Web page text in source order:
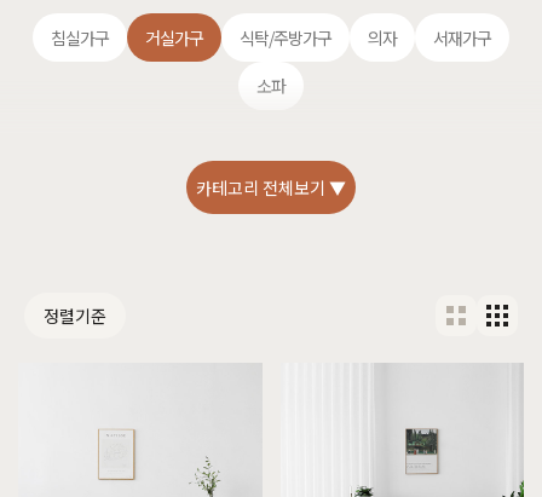
침실가구 거실가구 식탁/주방가구 의자
서재가구
소파
카테고리 전체보기 ▼
정렬기준